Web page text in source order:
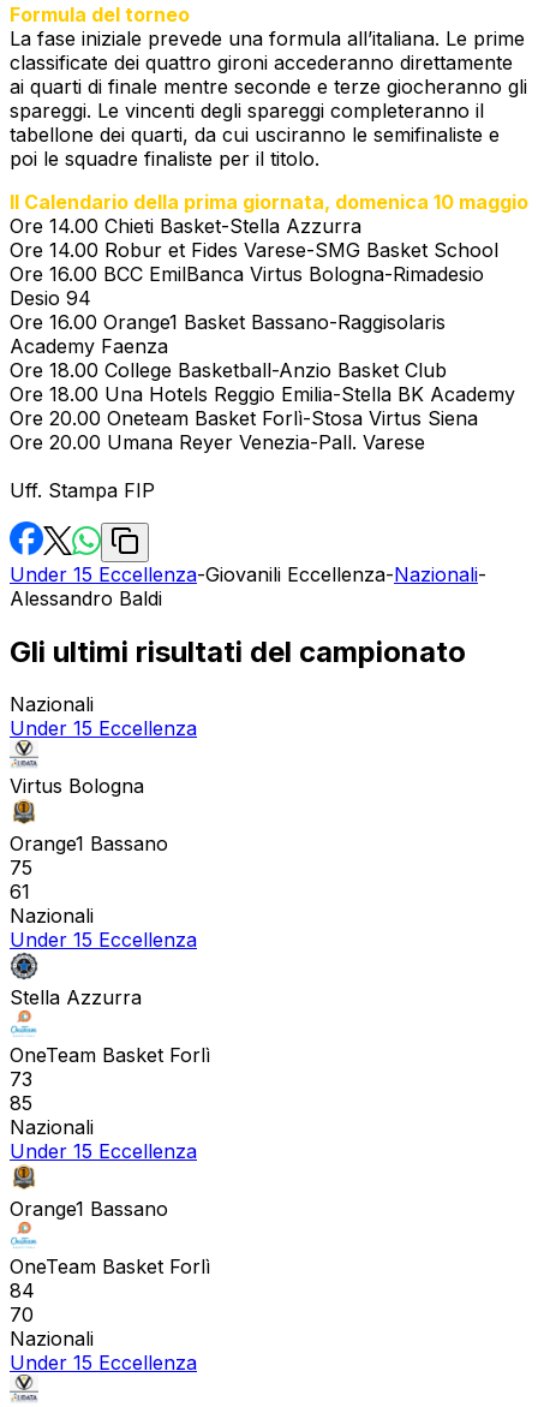
Formula del torneo
La fase iniziale prevede una formula all’italiana. Le prime
classificate dei quattro gironi accederanno direttamente
ai quarti di finale mentre seconde e terze giocheranno gli
spareggi. Le vincenti degli spareggi completeranno il
tabellone dei quarti, da cui usciranno le semifinaliste e
poi le squadre finaliste per il titolo.
Il Calendario della prima giornata, domenica 10 maggio
Ore 14.00 Chieti Basket-Stella Azzurra
Ore 14.00 Robur et Fides Varese-SMG Basket School
Ore 16.00 BCC EmilBanca Virtus Bologna-Rimadesio
Desio 94
Ore 16.00 Orange1 Basket Bassano-Raggisolaris
Academy Faenza
Ore 18.00 College Basketball-Anzio Basket Club
Ore 18.00 Una Hotels Reggio Emilia-Stella BK Academy
Ore 20.00 Oneteam Basket Forlì-Stosa Virtus Siena
Ore 20.00 Umana Reyer Venezia-Pall. Varese
Uff. Stampa FIP
Under 15 Eccellenza-Giovanili Eccellenza-Nazionali-
Alessandro Baldi
Gli ultimi risultati del campionato
Nazionali
Under 15 Eccellenza
Virtus Bologna
Orange1 Bassano
75
61
Nazionali
Under 15 Eccellenza
Stella Azzurra
OneTeam Basket Forlì
73
85
Nazionali
Under 15 Eccellenza
Orange1 Bassano
OneTeam Basket Forlì
84
70
Nazionali
Under 15 Eccellenza